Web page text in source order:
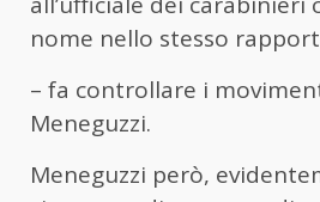
nome nello stesso
– fa controllare i
Meneguzzi.
Meneguzzi però,